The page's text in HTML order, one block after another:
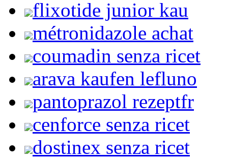
flixotide junior kau
métronidazole achat
coumadin senza ricet
arava kaufen lefluno
pantoprazol rezeptfr
cenforce senza ricet
dostinex senza ricet